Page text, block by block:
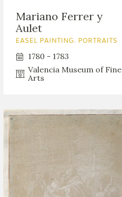
Mariano Ferrer y
Aulet
EASEL PAINTING. PORTRAITS
1780 - 1783
Valencia Museum of Fine
Arts